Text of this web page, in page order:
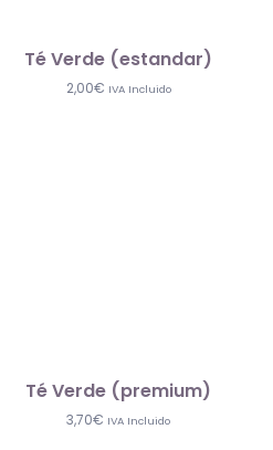
Té Verde (estandar)
2,00€ IVA Incluido
Té Verde (premium)
3,70€ IVA Incluido